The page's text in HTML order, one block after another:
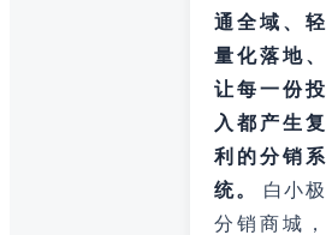
通全域、轻
量化落地、
让每一份投
入都产生复
利的分销系
统。
白小极
分销商城，